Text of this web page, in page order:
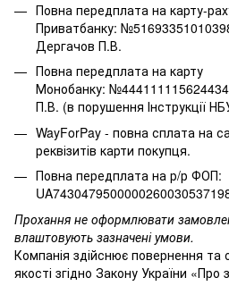
Повна передплата на карту-
Приватбанку:
Дергачов П.В.
Повна передплата на карту
Монобанку:
П.В. (в порушення Інструкції
WayForPay - повна сплата на
реквізитів карти покупця.
Повна передплата на р/р ФОП:
Прохання не оформлювати
влаштовують зазначені умови.
Компанія здійснює повернення та
якості згідно Закону України «Про